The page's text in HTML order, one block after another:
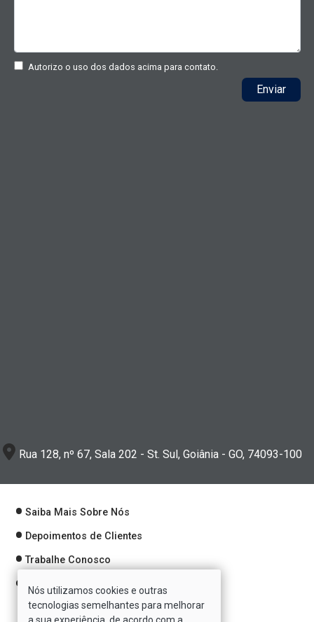
Autorizo o uso dos dados acima para contato.
Enviar
Rua 128, nº 67, Sala 202 - St. Sul, Goiânia - GO, 74093-100
Saiba Mais Sobre Nós
Depoimentos de Clientes
Trabalhe Conosco
Política de Privacidade
Nós utilizamos cookies e outras
tecnologias semelhantes para melhorar